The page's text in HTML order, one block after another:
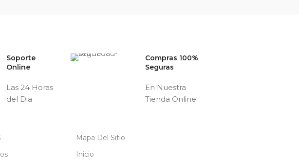
Soporte
Online
Las 24 Horas
del Dia
Compras 100%
Seguras
En Nuestra
Tienda Online
Mapa Del Sitio
Inicio